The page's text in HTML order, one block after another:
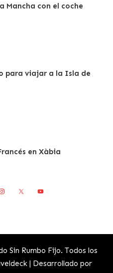
Mancha con el coche
para viajar a la Isla de
en Xàbia
Sin Rumbo Fijo. Todos los
| Desarrollado por